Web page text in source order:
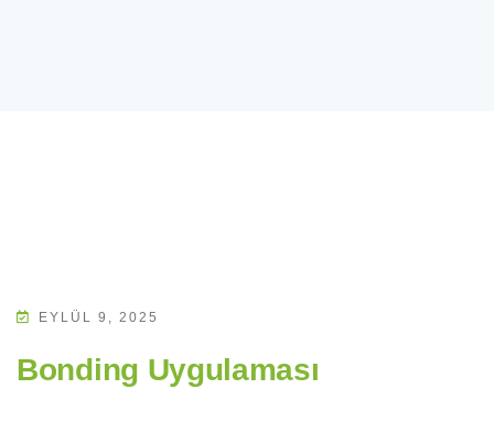
EYLÜL 9, 2025
Bonding Uygulaması